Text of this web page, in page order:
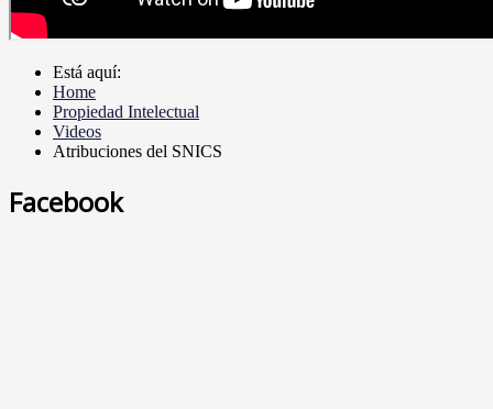
Está aquí:
Home
Propiedad Intelectual
Videos
Atribuciones del SNICS
Facebook